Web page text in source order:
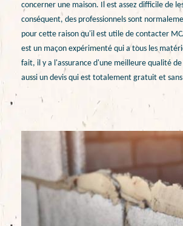
concerner une maison. Il est assez difficile de
conséquent, des professionnels sont
pour cette raison qu'il est utile de contacter
est un maçon expérimenté qui a tous les
fait, il y a l'assurance d'une meilleure qualité
aussi un devis qui est totalement gratuit et